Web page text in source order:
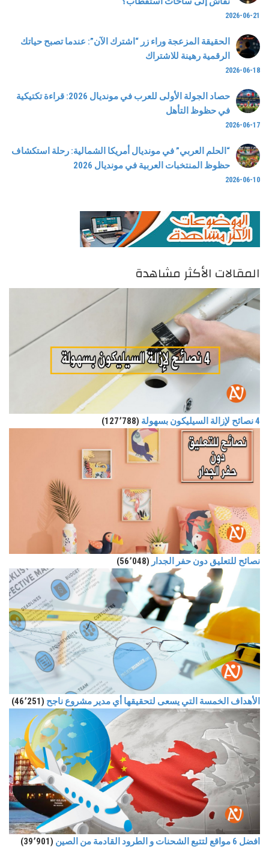
2026-06-21
الحقيقة المزعجة وراء زر “اشترك الآن”: عندما تصبح حياتك
الرقمية رهينة للاشتراك
2026-06-18
حصاد الجولة الأولى للعرب في مونديال 2026: قراءة تكتيكية
في حظوظ التأهل
2026-06-17
“الحلم العربي” في مونديال أمريكا الشمالية: رحلة استكشاف
حظوظ المنتخبات العربية في مونديال 2026
2026-06-10
المقالات الأكثر مشاهدة
4 نصائح لإزالة السيليكون بسهولة (127٬788)
نصائح للتعليق دون حفر الجدار (56٬048)
الأهداف الخمسة التي يسعى لتحقيقها أي مدير مشروع ناجح (46٬251)
افضل 6 مواقع لتتبع الشحنات و الطرود القادمة من الصين (39٬901)